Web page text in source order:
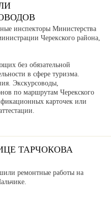
инспекторы Министерства
Черекского района,
без обязательной
в сфере туризма.
Экскурсоводы,
по маршрутам Черекского
карточек или
ТАРЧОКОВА
ремонтные работы на